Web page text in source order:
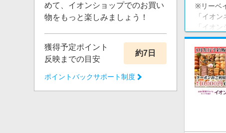
めて、イオンショップでのお買い
物をもっと楽しみましょう！
獲得予定ポイント
反映までの目安
約7日
ポイントバックサポート制度
※リーベ
「イオ
「イオ
ルオンラ